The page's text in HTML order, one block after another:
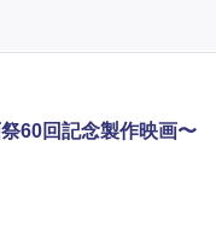
60回記念製作映画〜